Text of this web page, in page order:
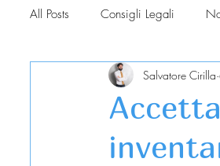
All Posts Consigli Legali
Salvatore Cirilla